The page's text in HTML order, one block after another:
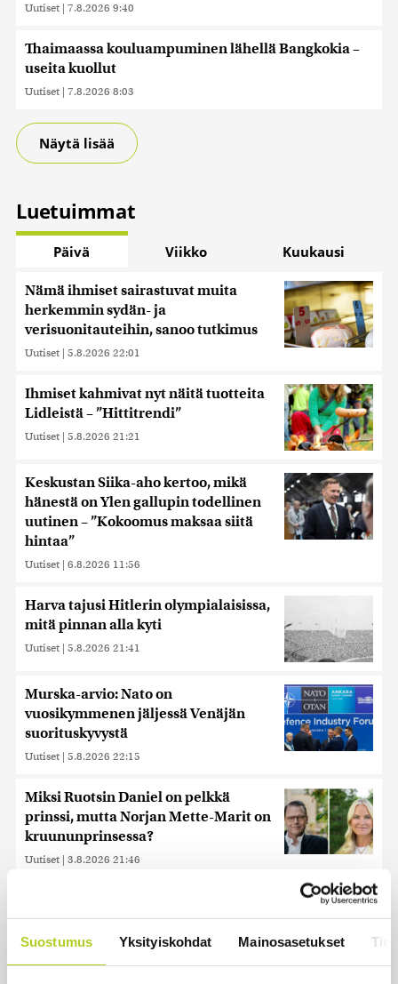
Suostumus Yksityiskohdat Mainosasetukset
Uutiset | 7.8.2026 9:40
Thaimaassa kouluampuminen lähellä Bangkokia –
useita kuollut
Uutiset | 7.8.2026 8:03
Näytä lisää
Luetuimmat
Päivä Viikko Kuukausi
Nämä ihmiset sairastuvat muita
herkemmin sydän- ja
verisuonitauteihin, sanoo tutkimus
Uutiset | 5.8.2026 22:01
Ihmiset kahmivat nyt näitä tuotteita
Lidleistä – ”Hittitrendi”
Uutiset | 5.8.2026 21:21
Keskustan Siika-aho kertoo, mikä
hänestä on Ylen gallupin todellinen
uutinen – ”Kokoomus maksaa siitä
hintaa”
Uutiset | 6.8.2026 11:56
Harva tajusi Hitlerin olympialaisissa,
mitä pinnan alla kyti
Uutiset | 5.8.2026 21:41
Murska-arvio: Nato on
vuosikymmenen jäljessä Venäjän
suorituskyvystä
Uutiset | 5.8.2026 22:15
Miksi Ruotsin Daniel on pelkkä
prinssi, mutta Norjan Mette-Marit on
kruununprinsessa?
Uutiset | 3.8.2026 21:46
kuullut Etelämantereen
Veriputouksesta?
Uutiset | 5.8.2026 23:00